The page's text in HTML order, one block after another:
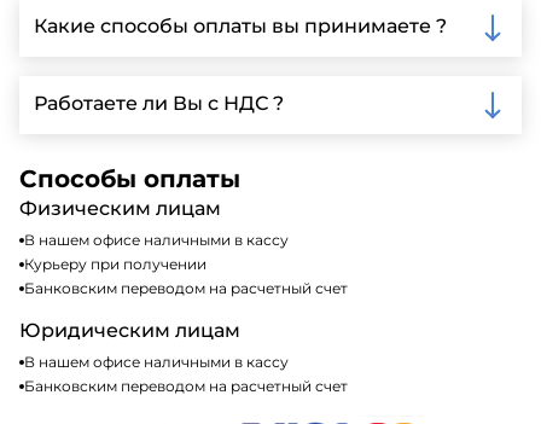
Ленинградской области, у нас собственный
автопарк, для обеспечения быстрой и надежной
Какие способы оплаты вы принимаете ?
включая наличные, банковские переводы,
кредитные карты. Подробную информацию о
Работаете ли Вы с НДС ?
налогообложения, т.е с НДС 20%
Способы оплаты
Физическим лицам
В нашем офисе наличными в кассу
Курьеру при получении
Банковским переводом на расчетный счет
Юридическим лицам
В нашем офисе наличными в кассу
Банковским переводом на расчетный счет